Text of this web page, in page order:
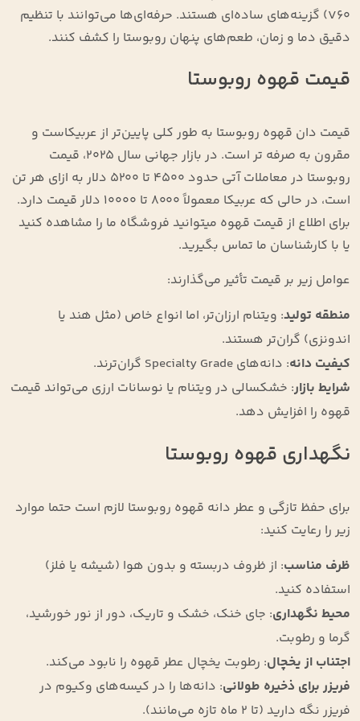
V60) گزینه‌های ساده‌ای هستند. حرفه‌ای‌ها می‌توانند با تنظیم
دقیق دما و زمان، طعم‌های پنهان روبوستا را کشف کنند.
قیمت قهوه روبوستا
قیمت دان قهوه روبوستا به طور کلی پایین‌تر از عربیکاست و
مقرون به صرفه تر است. در بازار جهانی سال ۲۰۲۵، قیمت
روبوستا در معاملات آتی حدود ۴۵۰۰ تا ۵۲۰۰ دلار به ازای هر تن
است، در حالی که عربیکا معمولاً ۸۰۰۰ تا ۱۰۰۰۰ دلار قیمت دارد.
برای اطلاع از قیمت قهوه میتوانید فروشگاه ما را مشاهده کنید
یا با کارشناسان ما تماس بگیرید.
عوامل زیر بر قیمت تأثیر می‌گذارند:
منطقه تولید: ویتنام ارزان‌تر، اما انواع خاص (مثل هند یا
اندونزی) گران‌تر هستند.
کیفیت دانه: دانه‌های Specialty Grade گران‌ترند.
شرایط بازار: خشکسالی در ویتنام یا نوسانات ارزی می‌تواند قیمت
قهوه را افزایش دهد.
نگهداری قهوه روبوستا
برای حفظ تازگی و عطر دانه قهوه روبوستا لازم است حتما موارد
زیر را رعایت کنید:
ظرف مناسب: از ظروف دربسته و بدون هوا (شیشه یا فلز)
استفاده کنید.
محیط نگهداری: جای خنک، خشک و تاریک، دور از نور خورشید،
گرما و رطوبت.
اجتناب از یخچال: رطوبت یخچال عطر قهوه را نابود می‌کند.
فریزر برای ذخیره طولانی: دانه‌ها را در کیسه‌های وکیوم در
فریزر نگه دارید (تا ۲ ماه تازه می‌مانند).